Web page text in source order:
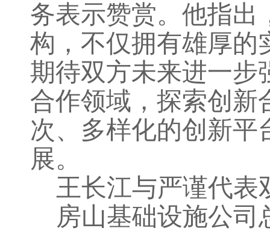
务表示赞赏。他指出
构，不仅拥有雄厚的
期待双方未来进一步
合作领域，探索创新
次、多样化的创新平
展。
王长江与严谨代表
房山基础设施公